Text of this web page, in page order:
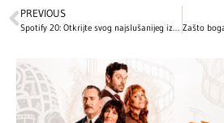
PREVIOUS
Spotify 20: Otkrijte svog najslušanijeg izvođača i prođite kroz muzičku prošlost